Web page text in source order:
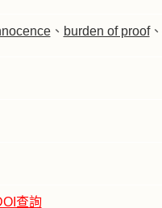
、 burden of proof、
查詢